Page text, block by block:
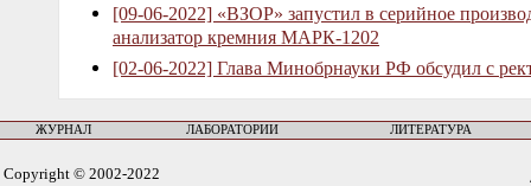
[09-06-2022] «ВЗОР» запустил в серийное
анализатор кремния МАРК-1202
[02-06-2022] Глава Минобрнауки РФ обсудил с
ЖУРНАЛ ЛАБОРАТОРИИ ЛИТЕРАТУРА
Copyright © 2002-2022